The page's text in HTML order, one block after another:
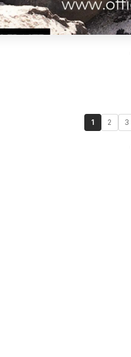
1 2 3